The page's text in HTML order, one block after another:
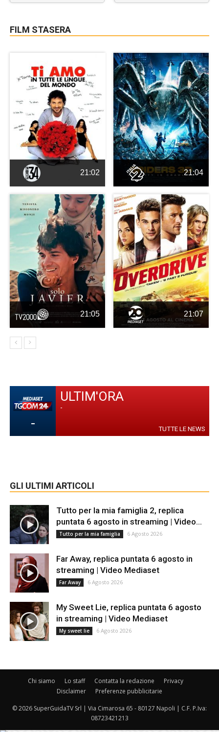
FILM STASERA
21:02 21:04
21:05 21:07
-
ULTIM'ORA
-
TUTTE LE NEWS
GLI ULTIMI ARTICOLI
Tutto per la mia famiglia 2, replica
puntata 6 agosto in streaming | Video...
Tutto per la mia famiglia 6 Agosto 2026
Far Away, replica puntata 6 agosto in
streaming | Video Mediaset
Far Away 6 Agosto 2026
My Sweet Lie, replica puntata 6 agosto
in streaming | Video Mediaset
My sweet lie 6 Agosto 2026
Chi siamo Lo staff Contatta la redazione
Privacy
Disclaimer
Preferenze pubblicitarie
© 2026 SuperGuidaTV Srl | Via Cimarosa 65 - 80127 Napoli | C.F. P.Iva:
08723421213